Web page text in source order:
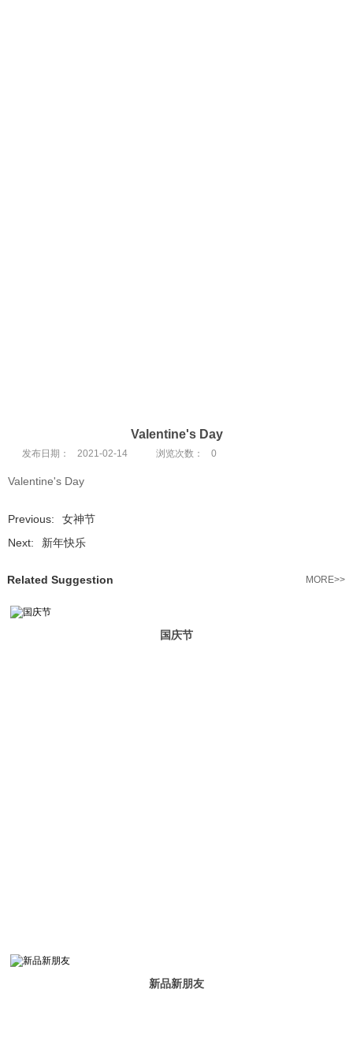
Valentine's Day
发布日期： 2021-02-14 浏览次数： 0
Valentine's Day
Previous:
女神节
Next:
新年快乐
Related Suggestion MORE>>
国庆节
新品新朋友